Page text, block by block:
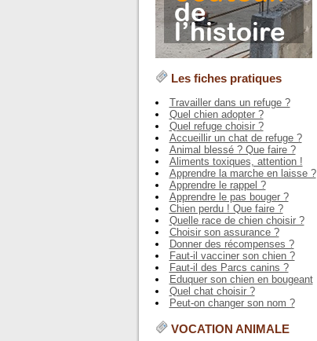
Les fiches pratiques
Travailler dans un refuge ?
Quel chien adopter ?
Quel refuge choisir ?
Accueillir un chat de refuge ?
Animal blessé ? Que faire ?
Aliments toxiques, attention !
Apprendre la marche en laisse ?
Apprendre le rappel ?
Apprendre le pas bouger ?
Chien perdu ! Que faire ?
Quelle race de chien choisir ?
Choisir son assurance ?
Donner des récompenses ?
Faut-il vacciner son chien ?
Faut-il des Parcs canins ?
Eduquer son chien en bougeant
Quel chat choisir ?
Peut-on changer son nom ?
VOCATION ANIMALE